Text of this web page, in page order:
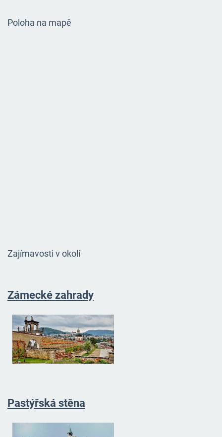
Poloha na mapě
Zajímavosti v okolí
Zámecké zahrady
Pastýřská stěna